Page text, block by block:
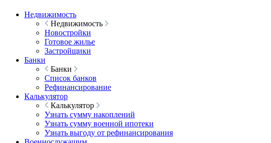
Недвижимость
Недвижимость
Новостройки
Готовое жилье
Застройщики
Банки
Банки
Список банков
Рефинансирование
Калькулятор
Калькулятор
Узнать сумму накоплений
Узнать сумму военной ипотеки
Узнать выгоду от рефинансирования